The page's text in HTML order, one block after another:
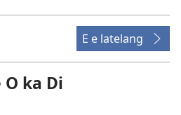
E e latelang
O ka Di